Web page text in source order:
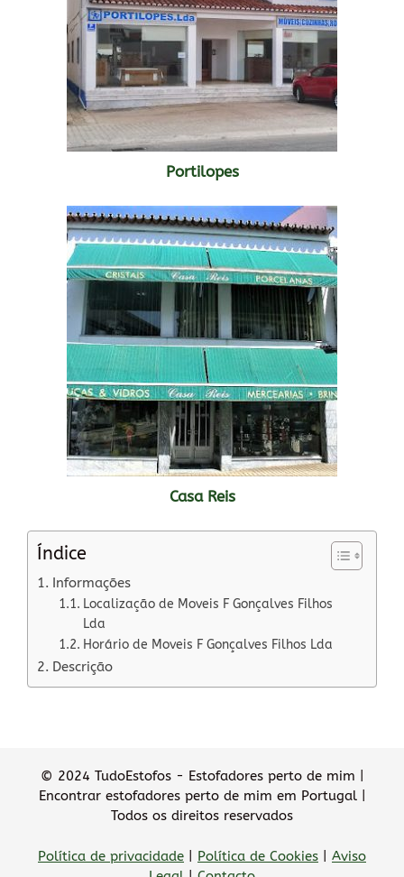
Portilopes
Casa Reis
Índice
Informações
Localização de Moveis F Gonçalves Filhos
Lda
Horário de Moveis F Gonçalves Filhos Lda
Descrição
© 2024 TudoEstofos - Estofadores perto de mim |
Encontrar estofadores perto de mim em Portugal |
Todos os direitos reservados
Política de privacidade Política de Cookies
Aviso